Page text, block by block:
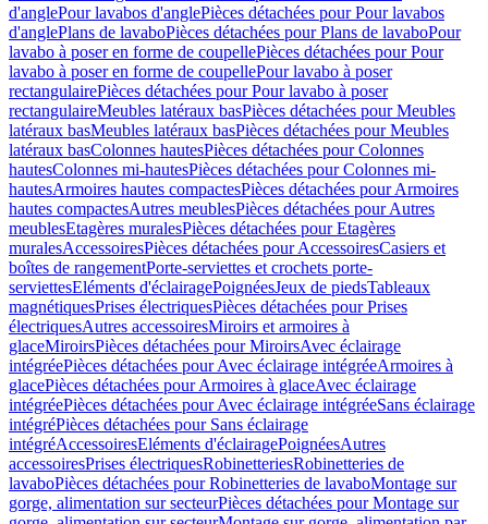
d'anglePour lavabos d'anglePièces détachées pour Pour lavabos
d'anglePlans de lavaboPièces détachées pour Plans de lavaboPour
lavabo à poser en forme de coupellePièces détachées pour Pour
lavabo à poser en forme de coupellePour lavabo à poser
rectangulairePièces détachées pour Pour lavabo à poser
rectangulaireMeubles latéraux basPièces détachées pour Meubles
latéraux basMeubles latéraux basPièces détachées pour Meubles
latéraux basColonnes hautesPièces détachées pour Colonnes
hautesColonnes mi-hautesPièces détachées pour Colonnes mi-
hautesArmoires hautes compactesPièces détachées pour Armoires
hautes compactesAutres meublesPièces détachées pour Autres
meublesEtagères muralesPièces détachées pour Etagères
muralesAccessoiresPièces détachées pour AccessoiresCasiers et
boîtes de rangementPorte-serviettes et crochets porte-
serviettesEléments d'éclairagePoignéesJeux de piedsTableaux
magnétiquesPrises électriquesPièces détachées pour Prises
électriquesAutres accessoiresMiroirs et armoires à
glaceMiroirsPièces détachées pour MiroirsAvec éclairage
intégréePièces détachées pour Avec éclairage intégréeArmoires à
glacePièces détachées pour Armoires à glaceAvec éclairage
intégréePièces détachées pour Avec éclairage intégréeSans éclairage
intégréPièces détachées pour Sans éclairage
intégréAccessoiresEléments d'éclairagePoignéesAutres
accessoiresPrises électriquesRobinetteriesRobinetteries de
lavaboPièces détachées pour Robinetteries de lavaboMontage sur
gorge, alimentation sur secteurPièces détachées pour Montage sur